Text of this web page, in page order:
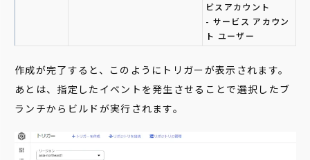
ビスアカウント
- サービス アカウン
ト ユーザー
作成が完了すると、このようにトリガーが表示されます。
あとは、指定したイベントを発生させることで選択したブ
ランチからビルドが実行されます。